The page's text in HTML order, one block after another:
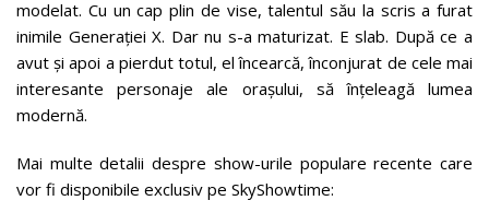
modelat. Cu un cap plin de vise, talentul său la scris a furat
inimile Generației X. Dar nu s-a maturizat. E slab. După ce a
avut și apoi a pierdut totul, el încearcă, înconjurat de cele mai
interesante personaje ale orașului, să înțeleagă lumea
modernă.
Mai multe detalii despre show-urile populare recente care
vor fi disponibile exclusiv pe SkyShowtime: